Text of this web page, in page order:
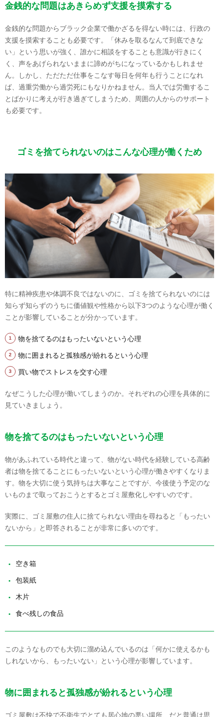
金銭的な問題はあきらめず支援を摸索する
金銭的な問題からブラック企業で働かざるを得ない時には、行政の
支援を摸索することも必要です。「休みを取るなんて到底できな
い」という思いが強く、誰かに相談をすることも意識が行きにく
く、声をあげられないままに諦めがちになっているかもしれませ
ん。しかし、ただただ仕事をこなす毎日を何年も行うことになれ
ば、過重労働から過労死にもなりかねません。当人では労働するこ
とばかりに考えが行き過ぎてしまうため、周囲の人からのサポート
も必要です。
ゴミを捨てられないのはこんな心理が働くため
特に精神疾患や体調不良ではないのに、ゴミを捨てられないのには
知らず知らずのうちに価値観や性格から以下3つのような心理が働く
ことが影響していることが分かっています。
物を捨てるのはもったいないという心理
物に囲まれると孤独感が紛れるという心理
買い物でストレスを交す心理
なぜこうした心理が働いてしまうのか。それぞれの心理を具体的に
見ていきましょう。
物を捨てるのはもったいないという心理
物があふれている時代と違って、物がない時代を経験している高齢
者は物を捨てることにもったいないという心理が働きやすくなりま
す。物を大切に使う気持ちは大事なことですが、今後使う予定のな
いものまで取っておこうとするとゴミ屋敷化しやすいのです。
実際に、ゴミ屋敷の住人に捨てられない理由を尋ねると「もったい
ないから」と即答されることが非常に多いのです。
空き箱
包装紙
木片
食べ残しの食品
このようなものでも大切に溜め込んでいるのは「何かに使えるかも
しれないから、もったいない」という心理が影響しています。
物に囲まれると孤独感が紛れるという心理
ゴミ屋敷は不快で不衛生でとても居心地の悪い場所、だと普通は思